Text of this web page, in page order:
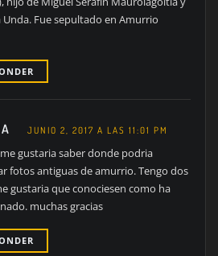
Unda. Fue sepultado en Amurrio
JUNIO 2, 2017 A LAS 11:01 PM
gustaria saber donde podria
fotos antiguas de amurrio. Tengo dos
gustaria que conociesen como ha
muchas gracias